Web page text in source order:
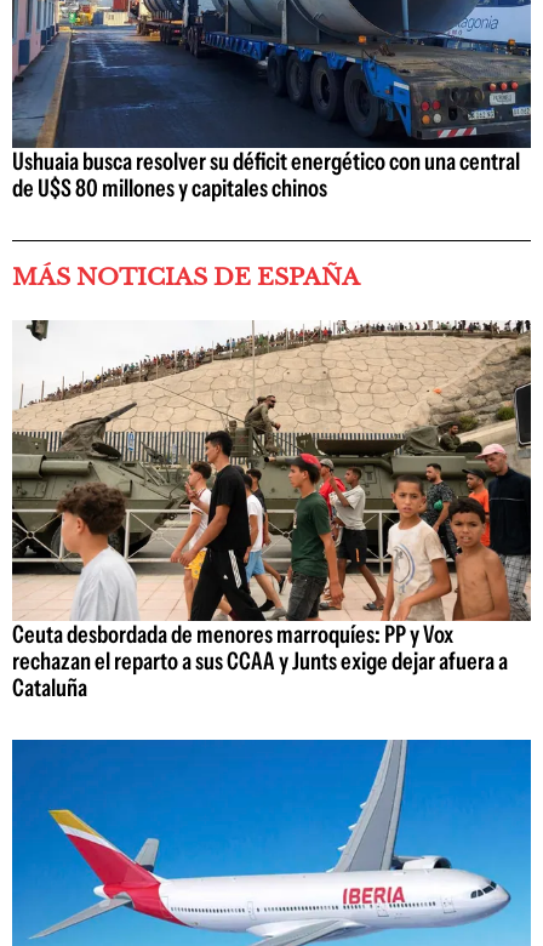
Ushuaia busca resolver su déficit energético con una central
de U$S 80 millones y capitales chinos
MÁS NOTICIAS DE ESPAÑA
Ceuta desbordada de menores marroquíes: PP y Vox
rechazan el reparto a sus CCAA y Junts exige dejar afuera a
Cataluña